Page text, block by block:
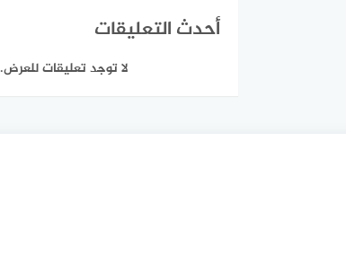
أحدث التعليقات
لا توجد تعليقات للعرض.